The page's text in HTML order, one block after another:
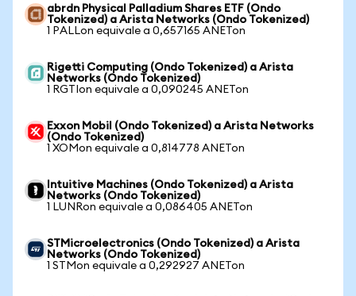
abrdn Physical Palladium Shares ETF (Ondo
Tokenized) a Arista Networks (Ondo Tokenized)
1 PALLon equivale a 0,657165 ANETon
Rigetti Computing (Ondo Tokenized) a Arista
Networks (Ondo Tokenized)
1 RGTIon equivale a 0,090245 ANETon
Exxon Mobil (Ondo Tokenized) a Arista Networks
(Ondo Tokenized)
1 XOMon equivale a 0,814778 ANETon
Intuitive Machines (Ondo Tokenized) a Arista
Networks (Ondo Tokenized)
1 LUNRon equivale a 0,086405 ANETon
STMicroelectronics (Ondo Tokenized) a Arista
Networks (Ondo Tokenized)
1 STMon equivale a 0,292927 ANETon